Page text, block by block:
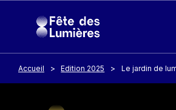
Accueil Edition 2025 Le jardin de